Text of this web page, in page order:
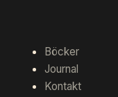
Böcker
Journal
Kontakt